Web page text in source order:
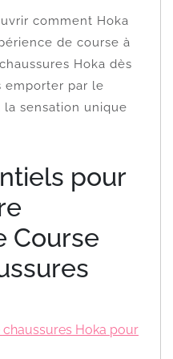
comment Hoka
de course à
Hoka dès
emporter par le
sensation unique
pour
Course
chaussures Hoka pour